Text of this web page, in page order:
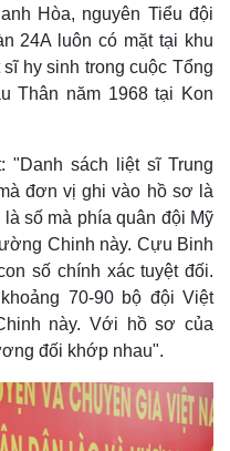
Hòa, nguyên Tiểu đội
24A luôn có mặt tại khu
hy sinh trong cuộc Tổng
Thân năm 1968 tại Kon
"Danh sách liệt sĩ Trung
đơn vị ghi vào hồ sơ là
số mà phía quân đội Mỹ
Chinh này. Cựu Binh
số chính xác tuyệt đối.
70-90 bộ đội Việt
này. Với hồ sơ của
đối khớp nhau".